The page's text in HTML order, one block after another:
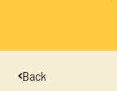
Back